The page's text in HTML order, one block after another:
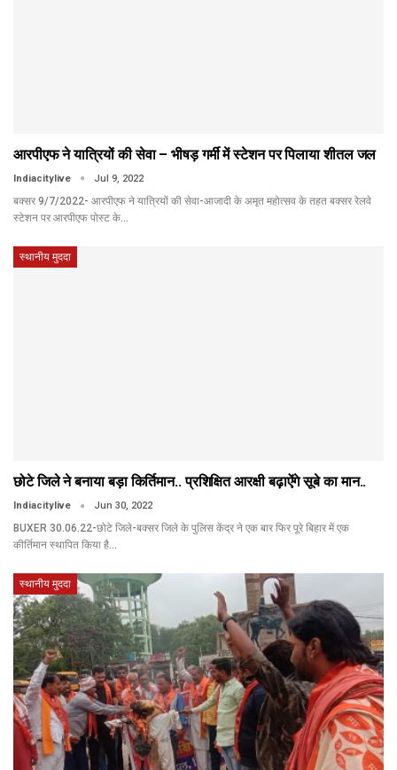
आरपीएफ ने यात्रियों की सेवा – भीषड़ गर्मी में स्टेशन पर पिलाया शीतल जल
Indiacitylive Jul 9, 2022
बक्सर 9/7/2022- आरपीएफ ने यात्रियों की सेवा-आजादी के अमृत महोत्सव के तहत बक्सर रेलवे
स्टेशन पर आरपीएफ पोस्ट के…
स्थानीय मुददा
छोटे जिले ने बनाया बड़ा किर्तिमान.. प्रशिक्षित आरक्षी बढ़ाऐंगे सूबे का मान..
Indiacitylive Jun 30, 2022
BUXER 30.06.22-छोटे जिले-बक्सर जिले के पुलिस केंद्र ने एक बार फिर पूरे बिहार में एक
कीर्तिमान स्थापित किया है…
स्थानीय मुददा